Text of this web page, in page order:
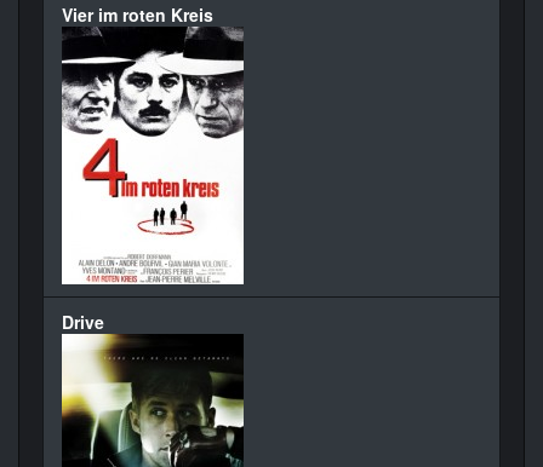
Vier im roten Kreis
Drive